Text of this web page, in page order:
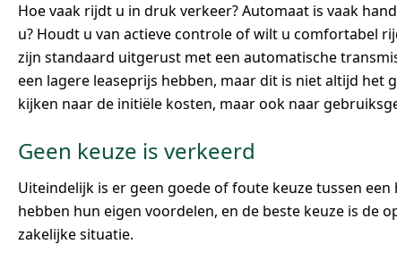
Hoe vaak rijdt u in druk verkeer? Automaat is vaak
u? Houdt u van actieve controle of wilt u comfortabel
zijn standaard uitgerust met een automatische
een lagere leaseprijs hebben, maar dit is niet altijd het
kijken naar de initiële kosten, maar ook naar
Geen keuze is verkeerd
Uiteindelijk is er geen goede of foute keuze tussen
hebben hun eigen voordelen, en de beste keuze is de
zakelijke situatie.